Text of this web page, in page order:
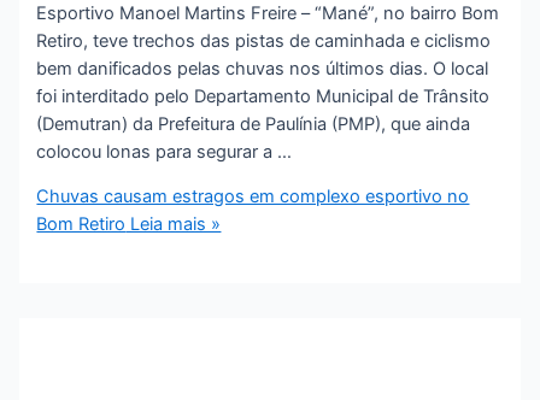
Esportivo Manoel Martins Freire – “Mané”, no bairro Bom
Retiro, teve trechos das pistas de caminhada e ciclismo
bem danificados pelas chuvas nos últimos dias. O local
foi interditado pelo Departamento Municipal de Trânsito
(Demutran) da Prefeitura de Paulínia (PMP), que ainda
colocou lonas para segurar a …
Chuvas causam estragos em complexo esportivo no
Bom Retiro Leia mais »